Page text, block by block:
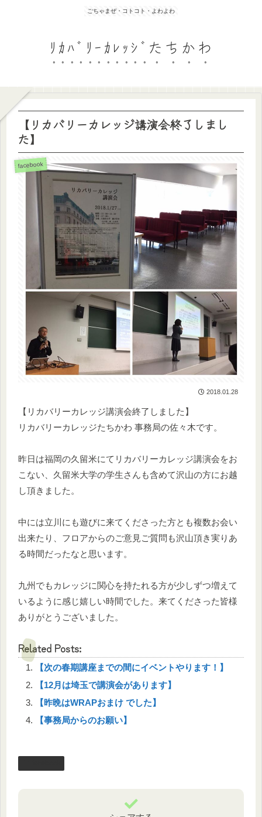
ごちゃまぜ・コトコト・よわよわ
ﾘｶﾊﾞﾘｰｶﾚｯｼﾞたちかわ
【リカバリーカレッジ講演会終了しまし
た】
facebook
2018.01.28
【リカバリーカレッジ講演会終了しました】
リカバリーカレッジたちかわ 事務局の佐々木です。
昨日は福岡の久留米にてリカバリーカレッジ講演会をお
こない、久留米大学の学生さんも含めて沢山の方にお越
し頂きました。
中には立川にも遊びに来てくださった方とも複数お会い
出来たり、フロアからのご意見ご質問も沢山頂き実りあ
る時間だったなと思います。
九州でもカレッジに関心を持たれる方が少しずつ増えて
いるように感じ嬉しい時間でした。来てくださった皆様
ありがとうございました。
Related Posts:
【次の春期講座までの間にイベントやります！】
【12月は埼玉で講演会があります】
【昨晩はWRAPおまけ でした】
【事務局からのお願い】